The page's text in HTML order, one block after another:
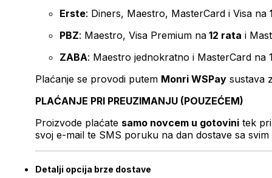
Erste: Diners, Maestro, MasterCard i Visa na
PBZ: Maestro, Visa Premium na 12 rata i
ZABA: Maestro jednokratno i MasterCard na
Plaćanje se provodi putem Monri WSPay sustava
PLAĆANJE PRI PREUZIMANJU (POUZEĆEM)
Proizvode plaćate samo novcem u gotovini tek
svoj e-mail te SMS poruku na dan dostave sa svim
Detalji opcija brze dostave